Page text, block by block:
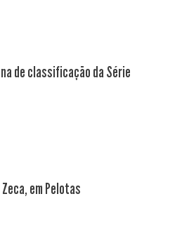
de classificação da Série
em Pelotas